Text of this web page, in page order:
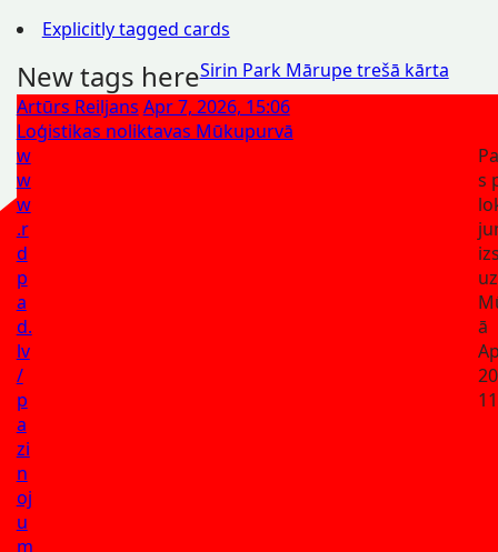
Explicitly tagged cards
New tags hereSirin Park Mārupe trešā kārta
Artūrs Reiljans Apr 7, 2026, 15:06
Loģistikas noliktavas Mūkupurvā
w
w
w
.r
d
p
a
d.
lv
/
p
a
zi
n
oj
u
m
s
ā